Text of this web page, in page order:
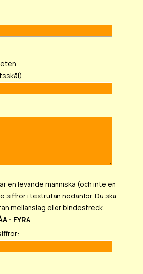
en levande människa (och inte en
siffror i textrutan nedanför. Du ska
mellanslag eller bindestreck.
- FYRA